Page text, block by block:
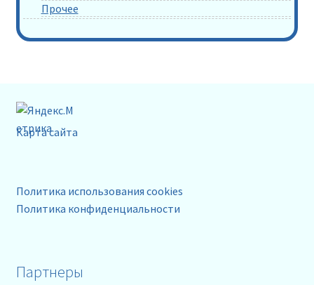
Прочее
Карта сайта
Политика использования cookies
Политика конфиденциальности
Партнеры